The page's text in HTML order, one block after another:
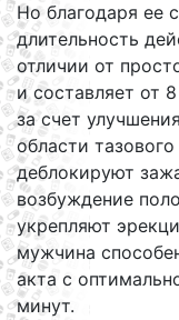
Но благодаря ее
длительность
отличии от
и составляет от
за счет
области
деблокируют
возбуждение
укрепляют
мужчина
акта с
минут.